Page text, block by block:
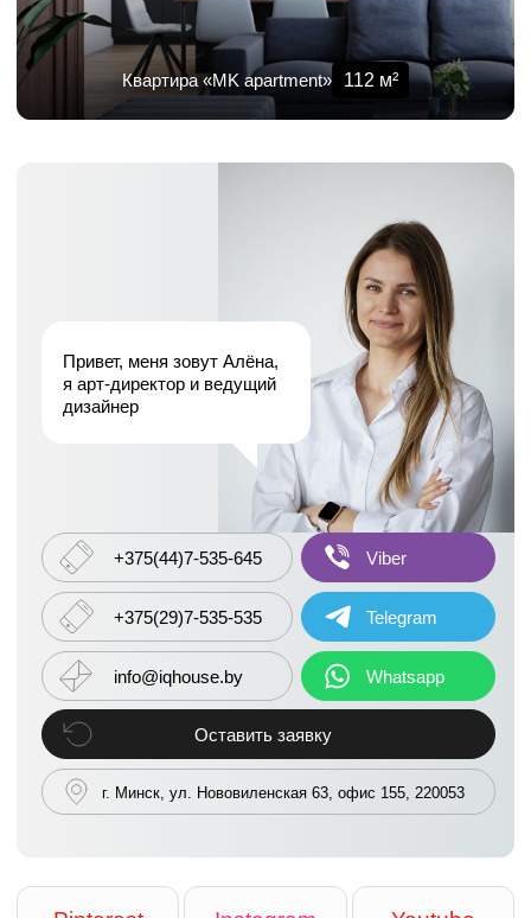
Квартира «MK apartment» 112 м²
+375(44)7-535-645
+375(29)7-535-535
Оставить заявку
info@iqhouse.by
Telegram
Viber
Whatsapp
г. Минск, ул. Нововиленская 63, офис 155, 220053
Привет, меня зовут Алёна,
я арт-директор и ведущий
дизайнер